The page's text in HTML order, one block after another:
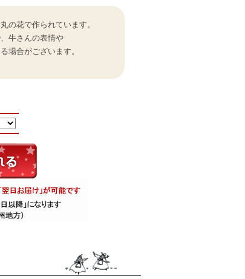
の花で作られています。
牛さんの表情や
場合がございます。